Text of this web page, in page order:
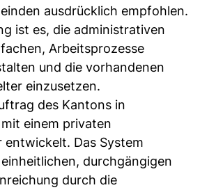
ausdrücklich empfohlen.
ist es, die administrativen
Arbeitsprozesse
und die vorhandenen
einzusetzen.
des Kantons in
einem privaten
Das System
durchgängigen
durch die